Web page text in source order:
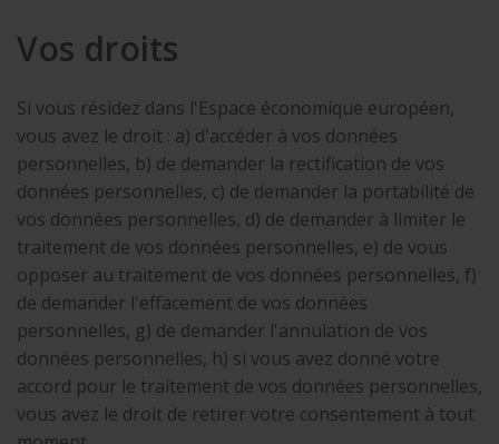
Vos droits
Si vous résidez dans l'Espace économique européen,
vous avez le droit : a) d'accéder à vos données
personnelles, b) de demander la rectification de vos
données personnelles, c) de demander la portabilité de
vos données personnelles, d) de demander à limiter le
traitement de vos données personnelles, e) de vous
opposer au traitement de vos données personnelles, f)
de demander l'effacement de vos données
personnelles, g) de demander l'annulation de vos
données personnelles, h) si vous avez donné votre
accord pour le traitement de vos données personnelles,
vous avez le droit de retirer votre consentement à tout